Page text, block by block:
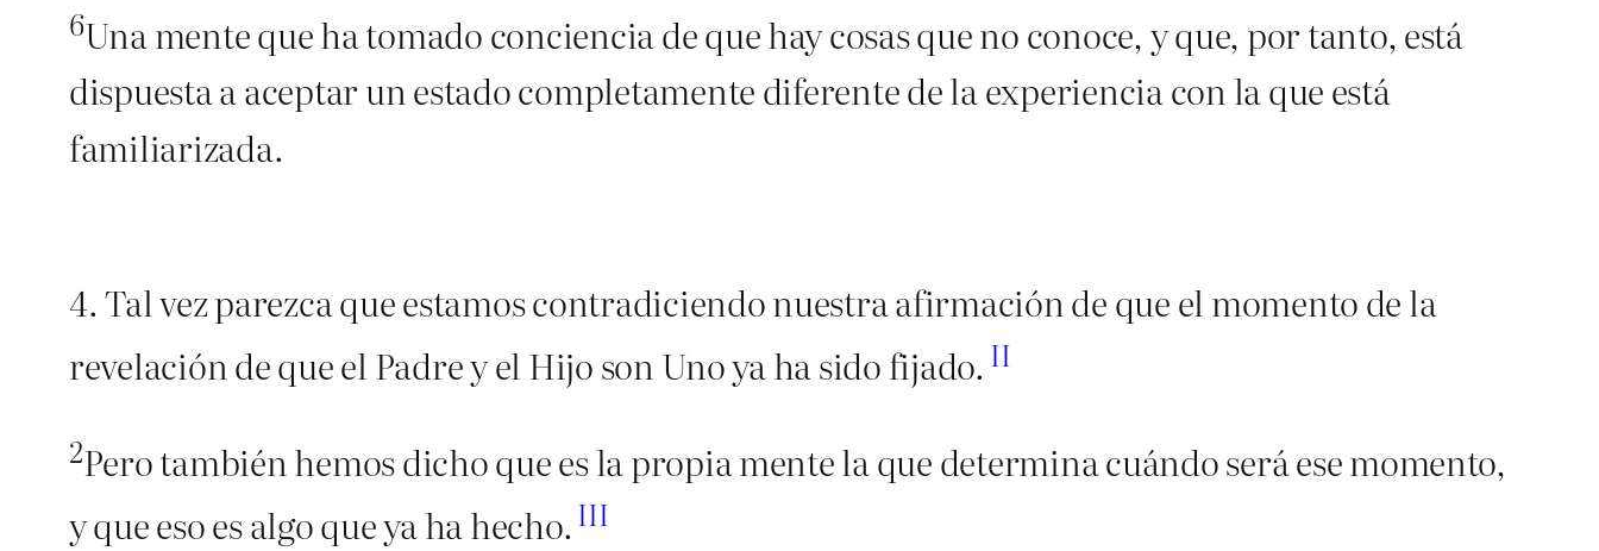
6Una mente que ha tomado conciencia de que hay cosas que no conoce, y que, por tanto, está
dispuesta a aceptar un estado completamente diferente de la experiencia con la que está
familiarizada.
4. Tal vez parezca que estamos contradiciendo nuestra afirmación de que el momento de la
revelación de que el Padre y el Hijo son Uno ya ha sido fijado. II
2Pero también hemos dicho que es la propia mente la que determina cuándo será ese momento,
y que eso es algo que ya ha hecho. III